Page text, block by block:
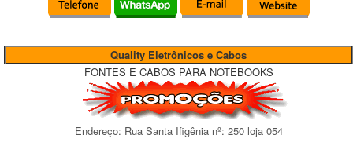
Quality Eletrônicos e Cabos
FONTES E CABOS PARA NOTEBOOKS
Endereço: Rua Santa Ifigênianº: 250 loja 054